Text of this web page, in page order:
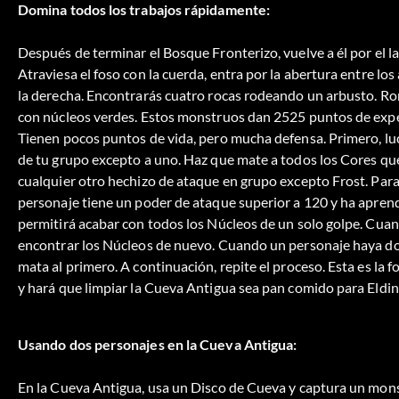
Domina todos los trabajos rápidamente:
Después de terminar el Bosque Fronterizo, vuelve a él por el
Atraviesa el foso con la cuerda, entra por la abertura entre
la derecha. Encontrarás cuatro rocas rodeando un arbusto.
con núcleos verdes. Estos monstruos dan 2525 puntos de
Tienen pocos puntos de vida, pero mucha defensa. Primero,
de tu grupo excepto a uno. Haz que mate a todos los Cores
cualquier otro hechizo de ataque en grupo excepto Frost.
personaje tiene un poder de ataque superior a 120 y ha
permitirá acabar con todos los Núcleos de un solo golpe.
encontrar los Núcleos de nuevo. Cuando un personaje haya
mata al primero. A continuación, repite el proceso. Esta es la
y hará que limpiar la Cueva Antigua sea pan comido para
Usando dos personajes en la Cueva Antigua:
En la Cueva Antigua, usa un Disco de Cueva y captura un